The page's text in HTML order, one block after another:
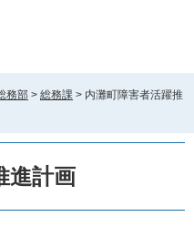
務部 > 総務課 > 内灘町障害者活躍推
進計画